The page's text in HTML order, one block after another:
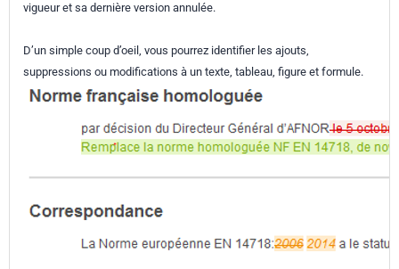
vigueur et sa dernière version annulée.
D’un simple coup d’oeil, vous pourrez identifier les ajouts,
suppressions ou modifications à un texte, tableau, figure et formule.